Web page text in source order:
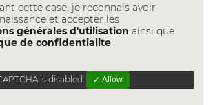
cette case, je reconnais avoir
et accepter les
générales d'utilisation ainsi que
de confidentialite
is disabled. ✓ Allow